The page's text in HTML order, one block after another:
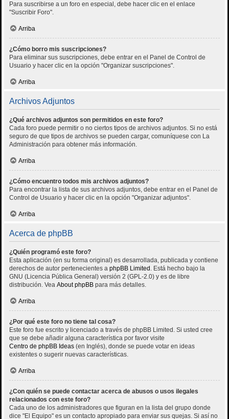
Para suscribirse a un foro en especial, debe hacer clic en el enlace
"Suscribir Foro".
Arriba
¿Cómo borro mis suscripciones?
Para eliminar sus suscripciones, debe entrar en el Panel de Control de
Usuario y hacer clic en la opción "Organizar suscripciones".
Arriba
Archivos Adjuntos
¿Qué archivos adjuntos son permitidos en este foro?
Cada foro puede permitir o no ciertos tipos de archivos adjuntos. Si no está
seguro de que tipos de archivos se pueden cargar, comuníquese con La
Administración para obtener más información.
Arriba
¿Cómo encuentro todos mis archivos adjuntos?
Para encontrar la lista de sus archivos adjuntos, debe entrar en el Panel de
Control de Usuario y hacer clic en la opción "Organizar adjuntos".
Arriba
Acerca de phpBB
¿Quién programó este foro?
Esta aplicación (en su forma original) es desarrollada, publicada y contiene
derechos de autor pertenecientes a phpBB Limited . Está hecho bajo la
GNU (Licencia Pública General) versión 2 (GPL-2.0) y es de libre
distribución. Vea About phpBB para más detalles.
Arriba
¿Por qué este foro no tiene tal cosa?
Este foro fue escrito y licenciado a través de phpBB Limited. Si usted cree
que se debe añadir alguna característica por favor visite
Centro de phpBB Ideas (en Inglés), donde se puede votar en ideas
existentes o sugerir nuevas características.
Arriba
¿Con quién se puede contactar acerca de abusos o usos ilegales
relacionados con este foro?
Cada uno de los administradores que figuran en la lista del grupo donde
dice "El Equipo" es un contacto apropiado para enviar sus quejas. Si así no